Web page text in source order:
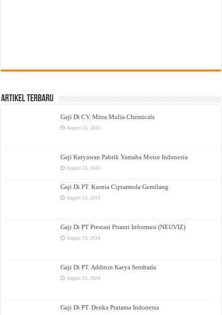
Artikel Terbaru
Gaji Di CV. Mitra Mulia Chemicals
August 23, 2024
Gaji Karyawan Pabrik Yamaha Motor Indonesia
August 23, 2024
Gaji Di PT. Kurnia Ciptamoda Gemilang
August 23, 2024
Gaji Di PT Prestasi Piranti Informasi (NEUVIZ)
August 23, 2024
Gaji Di PT. Additon Karya Sembada
August 23, 2024
Gaji Di PT. Denka Pratama Indonesia